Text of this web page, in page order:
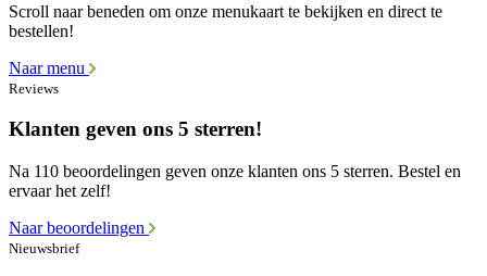
Scroll naar beneden om onze menukaart te bekijken en direct te
bestellen!
Naar menu
Reviews
Klanten geven ons 5 sterren!
Na 110 beoordelingen geven onze klanten ons 5 sterren. Bestel en
ervaar het zelf!
Naar beoordelingen
Nieuwsbrief